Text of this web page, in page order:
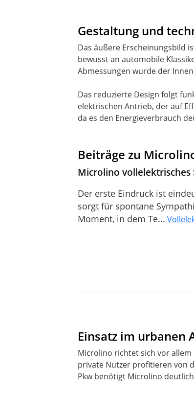
Gestaltung und
Das äußere Erscheinungsbild
bewusst an automobile
Abmessungen wurde der
Das reduzierte Design folgt
elektrischen Antrieb, der auf
da es den Energieverbrauch
Beiträge zu
Microlino
Der erste Eindruck ist
sorgt für spontane
Moment, in dem Te...
Einsatz im urbanen
Microlino richtet sich vor allem
private Nutzer profitieren von
Pkw benötigt Microlino